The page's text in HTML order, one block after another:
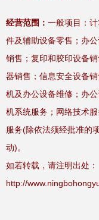
经营范围： 一般项目：
件及辅助设备零售；办
销售；复印和胶印设备
器销售；信息安全设备
机及办公设备维修；办
机系统服务；网络技术
服务(除依法须经批准的
动)。
如若转载，请注明出处：
http://